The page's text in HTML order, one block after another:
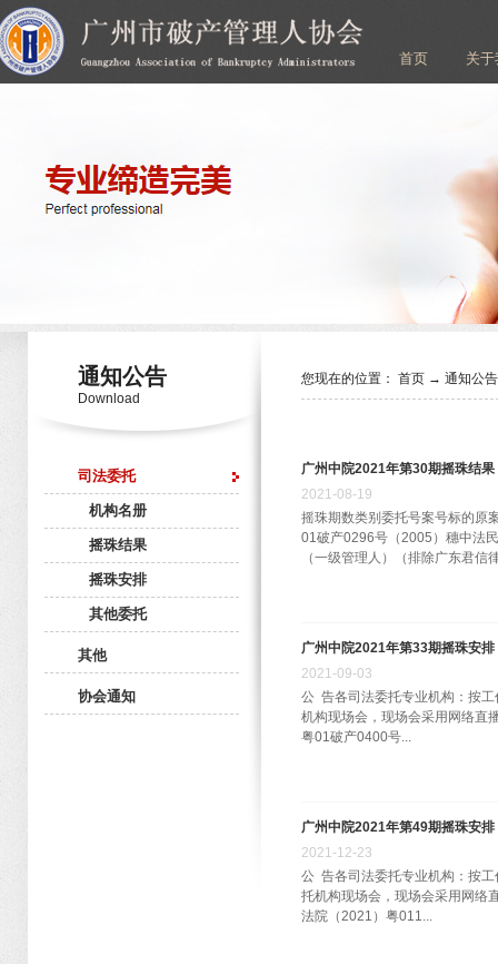
首页 关
通知公告
Download
司法委托
机构名册
摇珠结果
摇珠安排
其他委托
其他
协会通知
您现在的位置： 首页 → 通知公告
广州中院2021年第30期摇珠结果
摇珠期数类别委托号案号标的原
01破产0296号（2005）穗中法
（一级管理人）（排除广东君信
2021-08-19
广州中院2021年第33期摇珠安排
公 告各司法委托专业机构：按
机构现场会，现场会采用网络直
粤01破产0400号...
2021-09-03
广州中院2021年第49期摇珠安排
公 告各司法委托专业机构：按
托机构现场会，现场会采用网络
法院（2021）粤011...
2021-12-23